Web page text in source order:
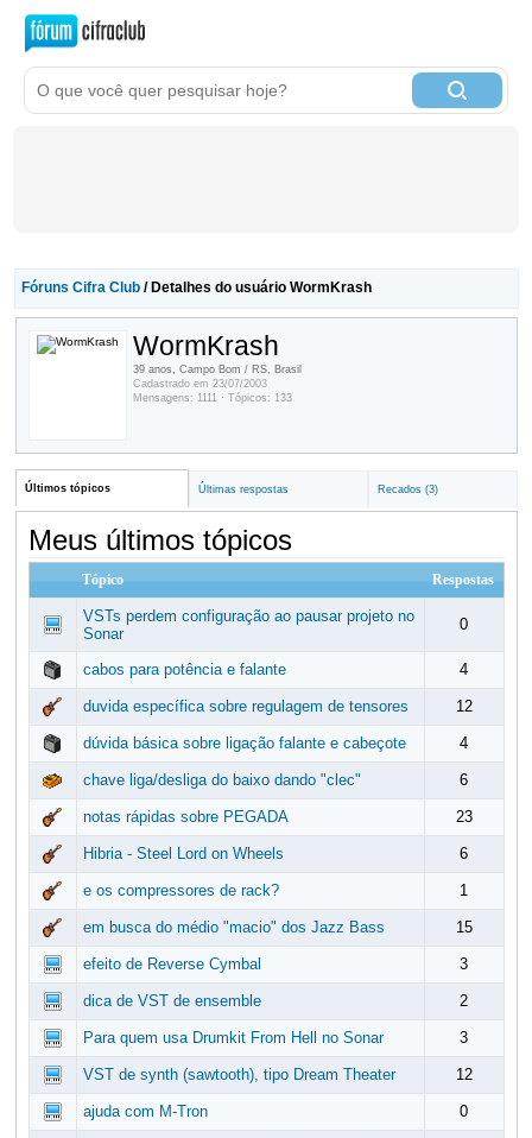
Fóruns Cifra Club/ Detalhes do usuário WormKrash
WormKrash
39 anos, Campo Bom / RS, Brasil
Cadastrado em 23/07/2003
Mensagens: 1111 · Tópicos: 133
Últimos tópicos Últimas respostas Recados (3)
Meus últimos tópicos
Tópico Respostas
VSTs perdem configuração ao pausar projeto no
Sonar
0
cabos para potência e falante 4
duvida específica sobre regulagem de tensores 12
dúvida básica sobre ligação falante e cabeçote 4
chave liga/desliga do baixo dando "clec" 6
notas rápidas sobre PEGADA 23
Hibria - Steel Lord on Wheels 6
e os compressores de rack? 1
em busca do médio "macio" dos Jazz Bass 15
efeito de Reverse Cymbal 3
dica de VST de ensemble 2
Para quem usa Drumkit From Hell no Sonar 3
VST de synth (sawtooth), tipo Dream Theater 12
ajuda com M-Tron 0